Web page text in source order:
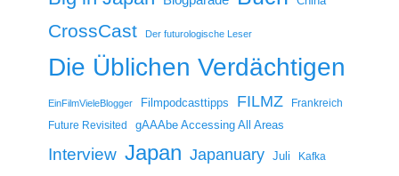
CrossCast Der futurologische Leser
Die Üblichen Verdächtigen
EinFilmVieleBlogger Filmpodcasttipps FILMZ
Frankreich
Future Revisited
gAAAbe Accessing All Areas
Interview Japan Japanuary Juli Kafka